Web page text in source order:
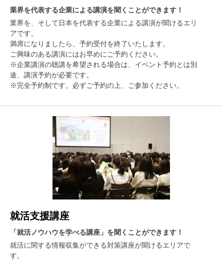
業界を代表する企業による講演を聞くことができます！
業界を、そして日本を代表する企業による講演が聞けるエリ
アです。
満席になりましたら、予約受付を終了いたします。
ご興味のある講演にはお早めにご予約ください。
※企業講演の聴講を希望される場合は、イベント予約とは別
途、講演予約が必要です。
※完全予約制です。必ずご予約の上、ご参加ください。
就活支援講座
「就活ノウハウを学べる講座」を聞くことができます！
就活に関する情報収集ができる対策講座が聞けるエリアで
す。